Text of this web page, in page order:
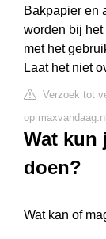
Bakpapier en
worden bij het
met het
Laat het niet
Verzoek tot
op maxvandaag.nl
Wat kun
doen?
Wat kan of